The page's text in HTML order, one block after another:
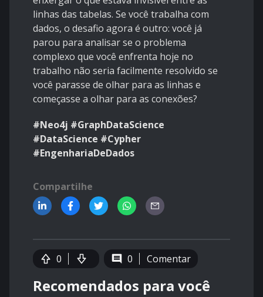
linhas das tabelas. Se você trabalha com
dados, o desafio agora é outro: você já
parou para analisar se o problema
complexo que você enfrenta hoje no
trabalho não seria facilmente resolvido se
você parasse de olhar para as linhas e
começasse a olhar para as conexões?
#Neo4j #GraphDataScience
#DataScience #Cypher
#EngenhariaDeDados
Compartilhe
0 0 Comentar
Recomendados para você